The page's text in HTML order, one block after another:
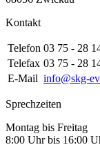
Kontakt
Telefon 03 75 - 28
Telefax 03 75 - 28
E-Mail info@skg-
Sprechzeiten
Montag bis Freitag
8:00 Uhr bis 16:00